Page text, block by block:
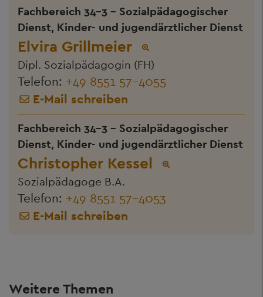
Fachbereich 34-3 - Sozialpädagogischer
Dienst, Kinder- und jugendärztlicher Dienst
Elvira Grillmeier
Dipl. Sozialpädagogin (FH)
Telefon: +49 8551 57-4055
E-Mail schreiben
Fachbereich 34-3 - Sozialpädagogischer
Dienst, Kinder- und jugendärztlicher Dienst
Christopher Kessel
Sozialpädagoge B.A.
Telefon: +49 8551 57-4053
E-Mail schreiben
Weitere Themen